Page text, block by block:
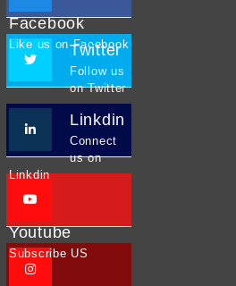
Facebook
Like us on Facebook
Twitter
Follow us
on Twitter
Linkdin
Connect
us on
Linkdin
Youtube
Subscribe US